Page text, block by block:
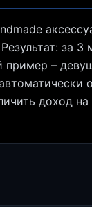
за
–
доход на